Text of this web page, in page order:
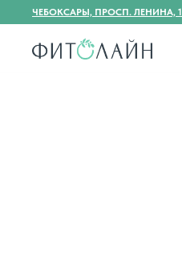
ЧЕБОКСАРЫ, ПРОСП. ЛЕНИНА, 1